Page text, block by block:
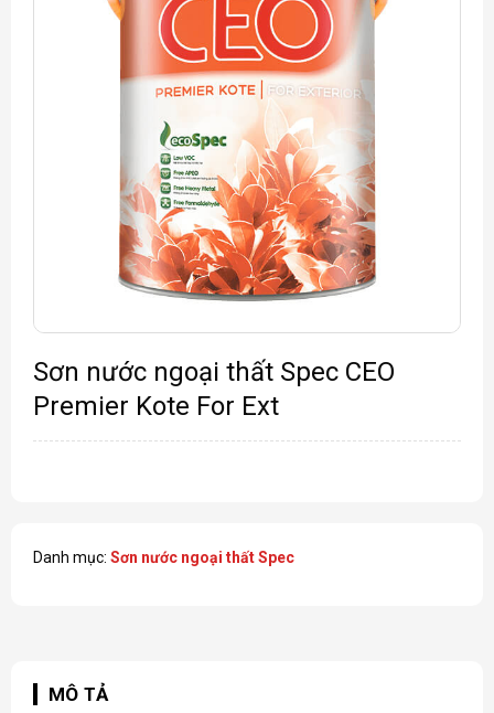
Sơn nước ngoại thất Spec CEO
Premier Kote For Ext
Danh mục: Sơn nước ngoại thất Spec
MÔ TẢ